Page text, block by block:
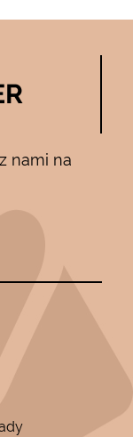
nami na